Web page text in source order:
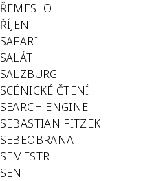
ŘEMESLO
ŘÍJEN
SAFARI
SALÁT
SALZBURG
SCÉNICKÉ ČTENÍ
SEARCH ENGINE
SEBASTIAN FITZEK
SEBEOBRANA
SEMESTR
SEN